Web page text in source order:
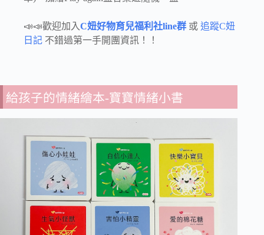
📣📣歡迎加入C妞好物育兒福利社line群 或 追蹤C妞
日記 不錯過第一手開團資訊！！
給孩子的情緒繪本-寶寶情緒小書